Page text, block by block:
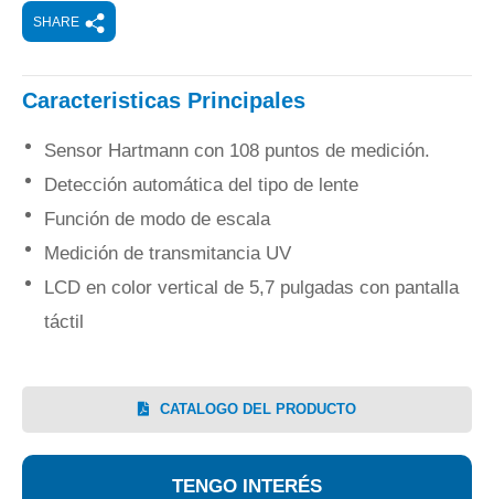
SHARE
Caracteristicas Principales
Sensor Hartmann con 108 puntos de medición.
Detección automática del tipo de lente
Función de modo de escala
Medición de transmitancia UV
LCD en color vertical de 5,7 pulgadas con pantalla
táctil
CATALOGO DEL PRODUCTO
TENGO INTERÉS